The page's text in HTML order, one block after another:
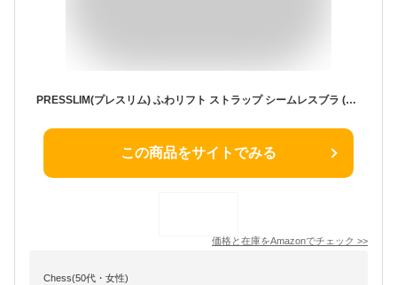
PRESSLIM(プレスリム) ふわリフト ストラップ シームレスブラ (ベージュ/Lサイズ) シームレス ノンワイヤー ハーフトップブラ 下着 レディース
この商品をサイトでみる
価格と在庫をAmazonでチェック >>
Chess(50代・女性)